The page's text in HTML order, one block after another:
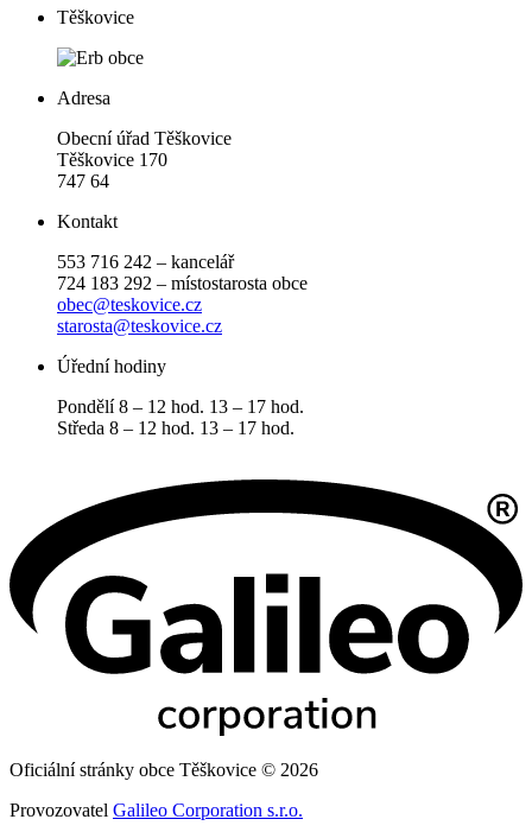
Těškovice
Adresa
Obecní úřad Těškovice
Těškovice 170
747 64
Kontakt
553 716 242 – kancelář
724 183 292 – místostarosta obce
obec@teskovice.cz
starosta@teskovice.cz
Úřední hodiny
Pondělí 8 – 12 hod. 13 – 17 hod.
Středa 8 – 12 hod. 13 – 17 hod.
Oficiální stránky obce Těškovice © 2026
Provozovatel Galileo Corporation s.r.o.